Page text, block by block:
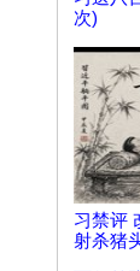
次)
习禁评
射杀猪